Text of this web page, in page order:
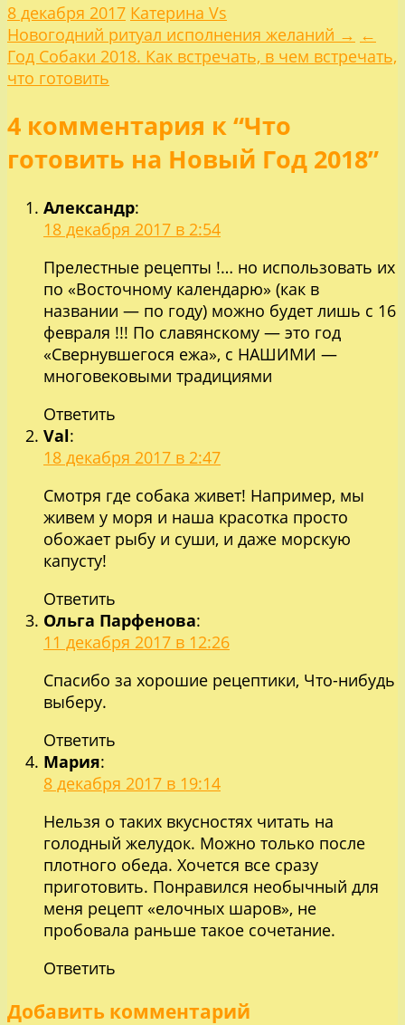
8 декабря 2017 Катерина Vs
Навигация
по
записям
Новогодний ритуал исполнения желаний → ←
Год Собаки 2018. Как встречать, в чем встречать,
что готовить
4 комментария к “Что
готовить на Новый Год 2018”
Александр:
18 декабря 2017 в 2:54
Прелестные рецепты !… но использовать их
по «Восточному календарю» (как в
названии — по году) можно будет лишь с 16
февраля !!! По славянскому — это год
«Свернувшегося ежа», с НАШИМИ —
многовековыми традициями
Ответить
Val:
18 декабря 2017 в 2:47
Смотря где собака живет! Например, мы
живем у моря и наша красотка просто
обожает рыбу и суши, и даже морскую
капусту!
Ответить
Ольга Парфенова:
11 декабря 2017 в 12:26
Спасибо за хорошие рецептики, Что-нибудь
выберу.
Ответить
Мария:
8 декабря 2017 в 19:14
Нельзя о таких вкусностях читать на
голодный желудок. Можно только после
плотного обеда. Хочется все сразу
приготовить. Понравился необычный для
меня рецепт «елочных шаров», не
пробовала раньше такое сочетание.
Ответить
Добавить комментарий